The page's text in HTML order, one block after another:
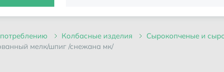
колбасные изделия
сырокопченые и
мелк/шпиг /снежана мк/